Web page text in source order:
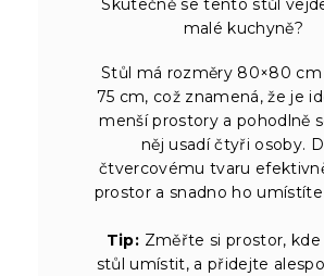
Skutečně se tento stůl
malé kuchyně?
Stůl má rozměry 80×80 cm
75 cm, což znamená, že je
menší prostory a pohodlně
něj usadí čtyři osoby.
čtvercovému tvaru
prostor a snadno ho
Tip: Změřte si prostor,
stůl umístit, a přidejte